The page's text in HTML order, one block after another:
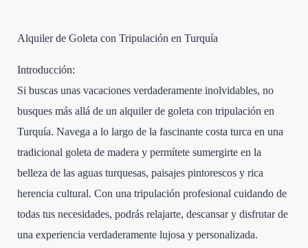
Alquiler de Goleta con Tripulación en Turquía
Introducción:
Si buscas unas vacaciones verdaderamente inolvidables, no
busques más allá de un alquiler de goleta con tripulación en
Turquía. Navega a lo largo de la fascinante costa turca en una
tradicional goleta de madera y permítete sumergirte en la
belleza de las aguas turquesas, paisajes pintorescos y rica
herencia cultural. Con una tripulación profesional cuidando de
todas tus necesidades, podrás relajarte, descansar y disfrutar de
una experiencia verdaderamente lujosa y personalizada.